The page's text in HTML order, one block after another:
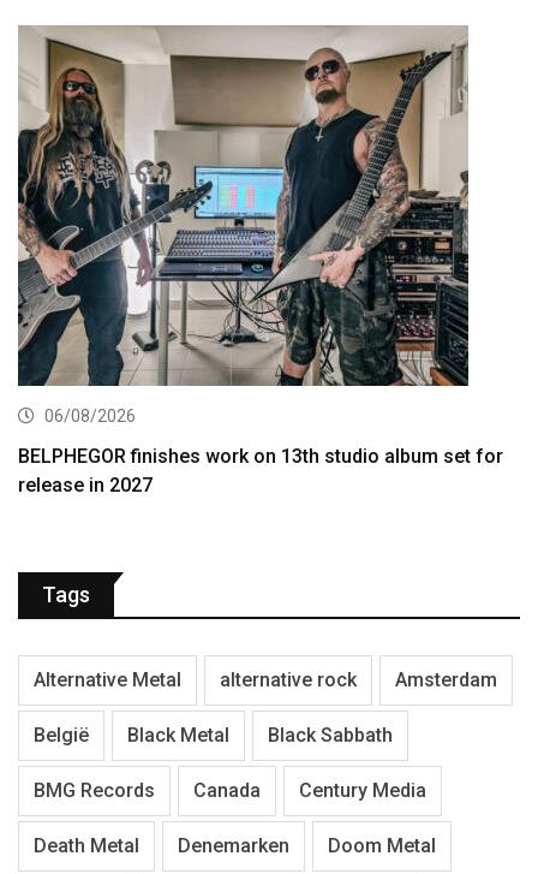
06/08/2026
BELPHEGOR finishes work on 13th studio album set for
release in 2027
Tags
Alternative Metal alternative rock Amsterdam
België Black Metal Black Sabbath
BMG Records Canada Century Media
Death Metal Denemarken Doom Metal